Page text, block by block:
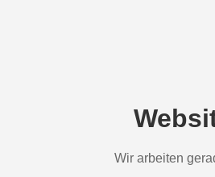
Wir arbeiten